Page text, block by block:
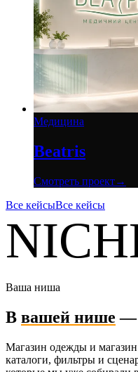
Медицина
Beatris
Смотреть проект→
Все кейсыВсе кейсы
Ваша ниша
В вашей нише —
Магазин одежды и
каталоги, фильтры и